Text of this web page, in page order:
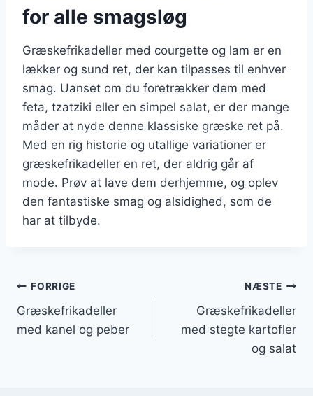
for alle smagsløg
Græskefrikadeller med courgette og lam er en
lækker og sund ret, der kan tilpasses til enhver
smag. Uanset om du foretrækker dem med
feta, tzatziki eller en simpel salat, er der mange
måder at nyde denne klassiske græske ret på.
Med en rig historie og utallige variationer er
græskefrikadeller en ret, der aldrig går af
mode. Prøv at lave dem derhjemme, og oplev
den fantastiske smag og alsidighed, som de
har at tilbyde.
Indlægsnavigation
FORRIGE
Græskefrikadeller
med kanel og peber
NÆSTE
Græskefrikadeller
med stegte kartofler
og salat